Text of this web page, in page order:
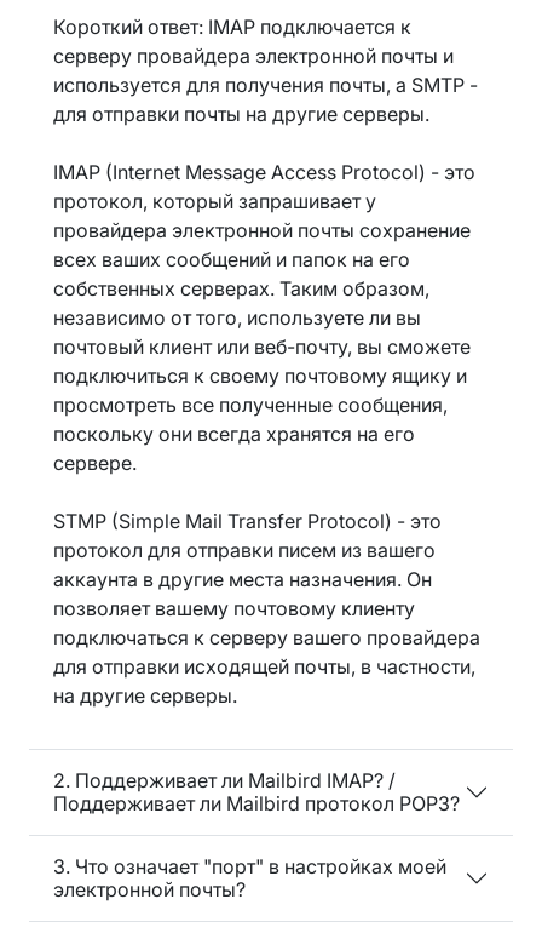
Короткий ответ: IMAP подключается к
серверу провайдера электронной почты и
используется для получения почты, а SMTP -
для отправки почты на другие серверы.
IMAP (Internet Message Access Protocol) - это
протокол, который запрашивает у
провайдера электронной почты сохранение
всех ваших сообщений и папок на его
собственных серверах. Таким образом,
независимо от того, используете ли вы
почтовый клиент или веб-почту, вы сможете
подключиться к своему почтовому ящику и
просмотреть все полученные сообщения,
поскольку они всегда хранятся на его
сервере.
STMP (Simple Mail Transfer Protocol) - это
протокол для отправки писем из вашего
аккаунта в другие места назначения. Он
позволяет вашему почтовому клиенту
подключаться к серверу вашего провайдера
для отправки исходящей почты, в частности,
на другие серверы.
2. Поддерживает ли Mailbird IMAP? /
Поддерживает ли Mailbird протокол POP3?
3. Что означает "порт" в настройках моей
электронной почты?